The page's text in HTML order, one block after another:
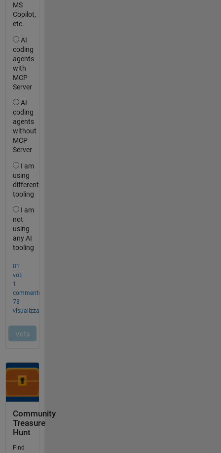
Community
Treasure
Hunt
Find